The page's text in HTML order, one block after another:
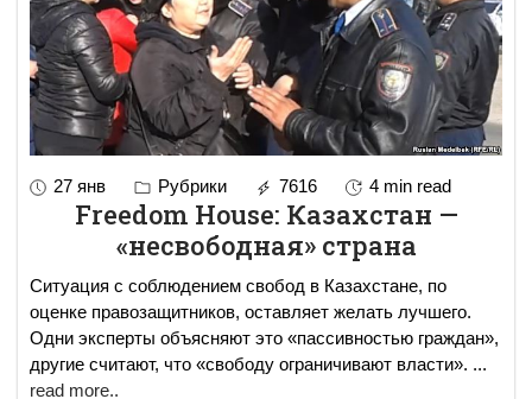
27 янв Рубрики 7616 4 min read
Freedom House: Казахстан —
«несвободная» страна
Ситуация с соблюдением свобод в Казахстане, по
оценке правозащитников, оставляет желать лучшего.
Одни эксперты объясняют это «пассивностью граждан»,
другие считают, что «свободу ограничивают власти». ...
read more..